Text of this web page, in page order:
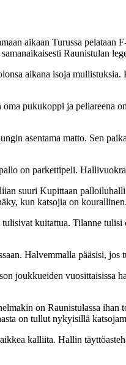
aikaan Turussa
Raunistulan
aikana isoja
pukukoppi ja peliareena
asentama matto. Sen
on parkettipeli.
suuri Kupittaan
kun katsojia on kourallinen.
kuitattua. Tilanne
Halvemmalla pääsisi,
joukkueiden vuosittaisissa
on Raunistulassa ihan
on tullut nykyisillä
kalliita. Hallin